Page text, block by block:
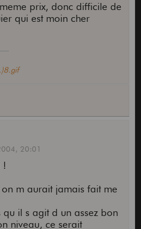
prix, donc difficile de
qui est moin cher
20:01
!
on m aurait jamais fait me
il s agit d un assez bon
niveau, ce serait